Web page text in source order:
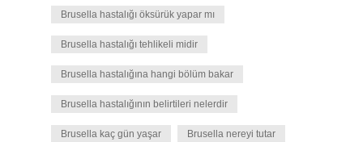
Brusella hastalığı öksürük yapar mı
Brusella hastalığı tehlikeli midir
Brusella hastalığına hangi bölüm bakar
Brusella hastalığının belirtileri nelerdir
Brusella kaç gün yaşar Brusella nereyi tutar